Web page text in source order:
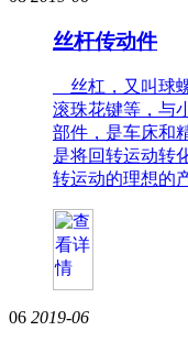
丝杆传动件
丝杠，又叫球
滚珠花键等，与
部件，是车床和
是将回转运动转
转运动的理想的
06 2019-06